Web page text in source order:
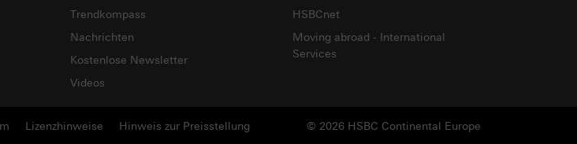
Trendkompass
Nachrichten
Kostenlose Newsletter
Videos
HSBCnet
Moving abroad - International
Services
Lizenzhinweise © 2026 HSBC Continental Europe
Hinweis zur Preisstellung